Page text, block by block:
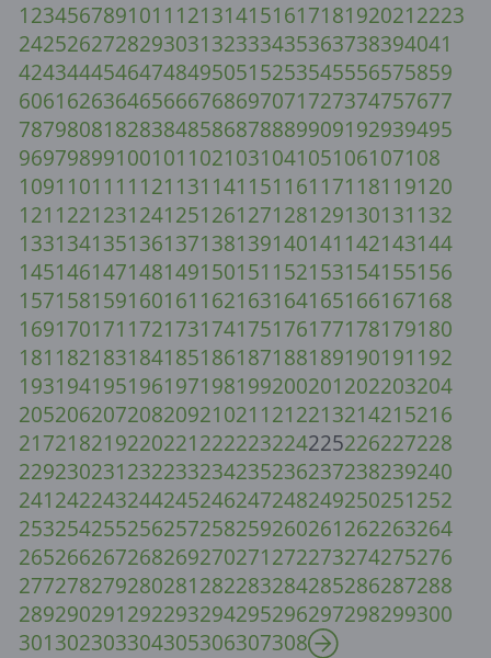
1234567891011 121314151617181920212223
242526272829303132333435363738394041
424344454647484950515253545556575859
606162636465666768697071727374757677
787980818283848586878889909192939495
96979899100101 102103104105106107108
109110111 112113114115116117118119120
121 122123124125126127128129130131 132
133134135136137138139140141 142143144
145146147148149150151 152153154155156
157158159160161 162163164165166167168
169170171 172173174175176177178179180
181 182183184185186187188189190191 192
193194195196197198199200201202203204
205206207208209210211212213214215216
217218219220221222223224225226227228
229230231232233234235236237238239240
241242243244245246247248249250251252
253254255256257258259260261262263264
265266267268269270271272273274275276
277278279280281282283284285286287288
289290291292293294295296297298299300
301302303304305306307308